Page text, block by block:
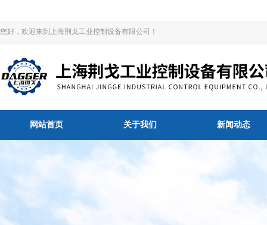
您好，欢迎来到上海荆戈工业控制设备有限公司！
网站首页 关于我们 新闻动态